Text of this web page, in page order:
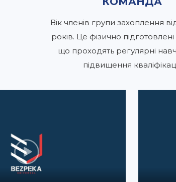
Вік членів групи захоплення
років. Це фізично підготовлені
що проходять регулярні
підвищення